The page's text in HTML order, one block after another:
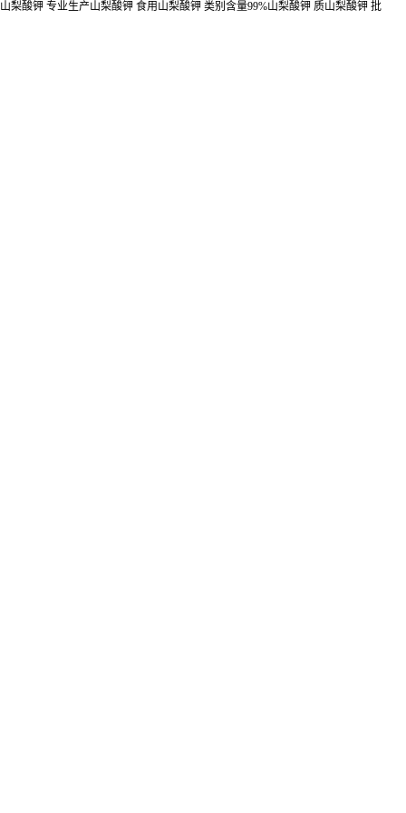
酸钾 专业生产山梨酸钾 食用山梨酸钾 类别含量99%山梨酸钾 质山梨酸钾 批